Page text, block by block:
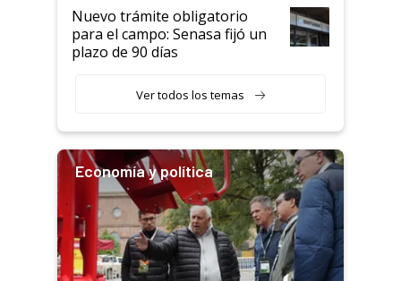
Nuevo trámite obligatorio
para el campo: Senasa fijó un
plazo de 90 días
Ver todos los temas
Economía y política